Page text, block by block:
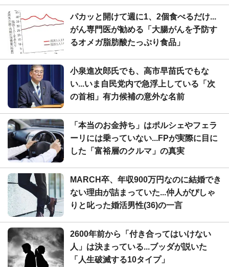
パカッと開けて週に1、2個食べるだけ...
がん専門医が勧める「大腸がんを予防す
るオメガ脂肪酸たっぷり食品」
小泉進次郎氏でも、高市早苗氏でもな
い...いま自民党内で急浮上している「次
の首相」有力候補の意外な名前
「本当のお金持ち」はポルシェやフェラ
ーリには乗っていない...FPが実際に目に
した「富裕層のクルマ」の真実
MARCH卒、年収900万円なのに結婚でき
ない理由が詰まっていた...仲人がぴしゃ
りと叱った婚活男性(36)の一言
2600年前から「付き合ってはいけない
人」は決まっている...ブッダが説いた
「人生破滅する10タイプ」